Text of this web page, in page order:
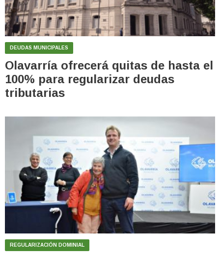
DEUDAS MUNICIPALES
Olavarría ofrecerá quitas de hasta el
100% para regularizar deudas
tributarias
REGULARIZACIÓN DOMINIAL